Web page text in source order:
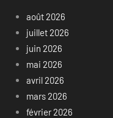
août 2026
juillet 2026
juin 2026
mai 2026
avril 2026
mars 2026
février 2026